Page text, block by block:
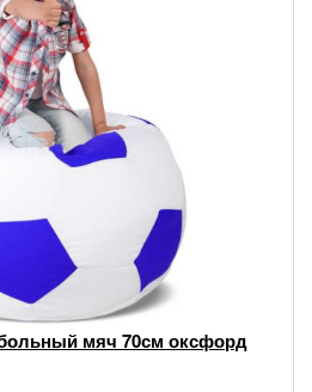
мяч 70см оксфорд